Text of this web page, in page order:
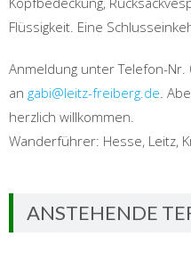
Flüssigkeit. Eine
Anmeldung unter Telefon-
an gabi@leitz-freiberg.de.
herzlich willkommen.
Wanderführer: Hesse, Leitz,
ANSTEHENDE